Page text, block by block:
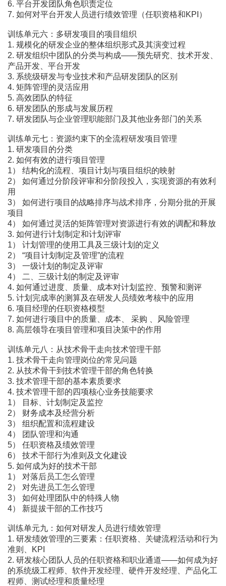
6. 平台开发团队角色职责定位
7. 如何对平台开发人员进行绩效管理（任职资格和KPI）
训练单元六：多研发项目的项目组织
1. 规模化的研发企业的整体组织形式及其演变过程
2. 研发组织中团队的分类与构成――预先研究、技术开发、
产品开发、平台开发
3. 系统级研发与专业技术和产品研发团队的区别
4. 矩阵管理的灵活应用
5. 高效团队的特征
6. 研发团队的形成与发展历程
7. 研发团队与企业管理职能部门及其他业务部门的关系
训练单元七：资源约束下的全流程研发项目管理
1. 研发项目的分类
2. 如何有效的进行项目管理
1） 结构化的流程、项目计划与项目组织的映射
2） 如何通过分阶段评审和分阶段投入，实现资源的有效利
用
3） 如何进行项目的战略排序与战术排序，分期分批的开展
项目
4） 如何通过灵活的矩阵管理对资源进行有效的调配和释放
3. 如何进行计划制定和计划评审
1） 计划管理的使用工具及三级计划的定义
2） “项目计划制定及管理”的流程
3） 一级计划的制定及评审
4） 二、三级计划的制定及评审
4. 如何通过进度、质量、成本对计划监控、预警和测评
5. 计划完成率的测算及在研发人员绩效考核中的应用
6. 项目经理的任职资格模型
7. 如何进行项目中的质量、成本、 采购 、风险管理
8. 高层领导在项目管理和项目决策中的作用
训练单元八：从技术骨干走向技术管理干部
1. 技术骨干走向管理岗位的常见问题
2. 从技术骨干到技术管理干部的角色转换
3. 技术管理干部的基本素质要求
4. 技术管理干部的四项核心业务技能要求
1） 目标、计划制定及监控
2） 财务成本及经营分析
3） 组织配置和流程建设
4） 团队管理和沟通
5） 任职资格及绩效管理
6） 技术干部行为准则及文化建设
5. 如何成为好的技术干部
1） 对落后员工怎么管理
2） 对先进员工怎么管理
3） 如何处理团队中的特殊人物
4） 新提拔干部的工作技巧
训练单元九：如何对研发人员进行绩效管理
1. 研发绩效管理的三要素：任职资格、关键流程活动和行为
准则、KPI
2. 研发核心团队人员的任职资格和职业通道――如何成为好
的系统级工程师、软件开发经理、硬件开发经理、产品化工
程师、测试经理和质量经理